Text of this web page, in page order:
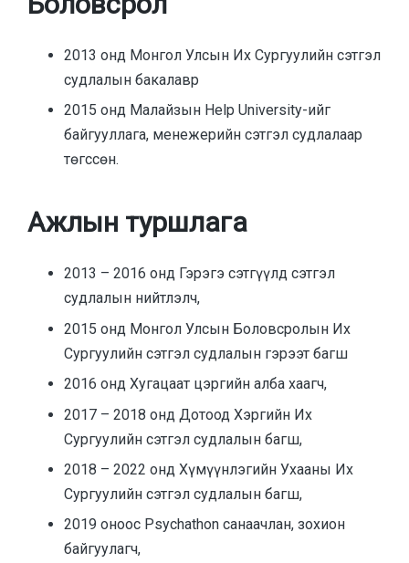
2013 онд Монгол Улсын Их Сургуулийн сэтгэл
судлалын бакалавр
2015 онд Малайзын Help University-ийг
байгууллага, менежерийн сэтгэл судлалаар
төгссөн.
Ажлын туршлага
2013 – 2016 онд Гэрэгэ сэтгүүлд сэтгэл
судлалын нийтлэлч,
2015 онд Монгол Улсын Боловсролын Их
Сургуулийн сэтгэл судлалын гэрээт багш
2016 онд Хугацаат цэргийн алба хаагч,
2017 – 2018 онд Дотоод Хэргийн Их
Сургуулийн сэтгэл судлалын багш,
2018 – 2022 онд Хүмүүнлэгийн Ухааны Их
Сургуулийн сэтгэл судлалын багш,
2019 оноос Psychathon санаачлан, зохион
байгуулагч,